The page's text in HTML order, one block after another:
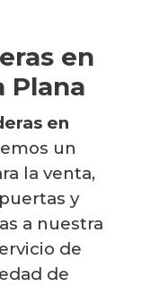
en
Plana
en
un
la venta,
y
a nuestra
de
de